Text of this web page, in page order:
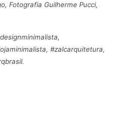
Fotografia Guilherme Pucci,
#zalcarquitetura,